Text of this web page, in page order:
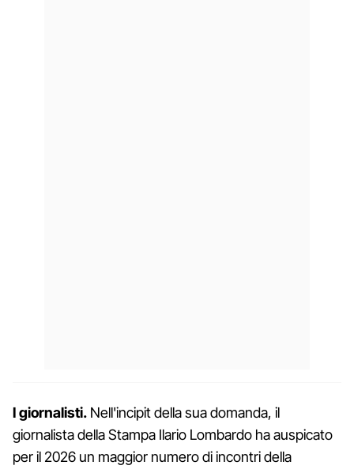
I giornalisti. Nell'incipit della sua domanda, il
giornalista della Stampa Ilario Lombardo ha auspicato
per il 2026 un maggior numero di incontri della